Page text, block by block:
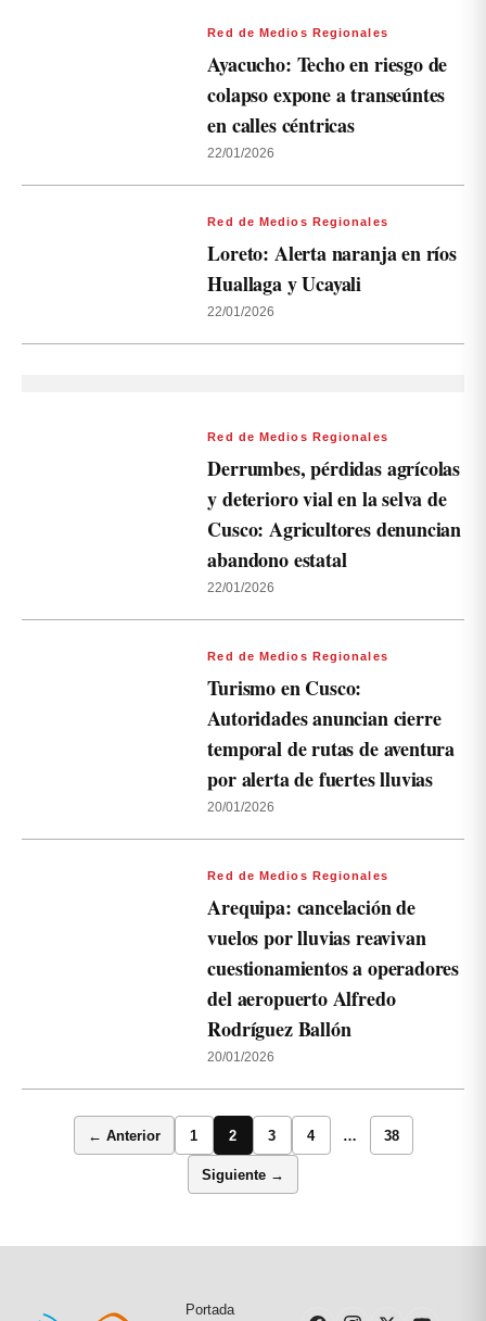
Red de Medios Regionales
Ayacucho: Techo en riesgo de
colapso expone a transeúntes
en calles céntricas
22/01/2026
Red de Medios Regionales
Loreto: Alerta naranja en ríos
Huallaga y Ucayali
22/01/2026
Red de Medios Regionales
Derrumbes, pérdidas agrícolas
y deterioro vial en la selva de
Cusco: Agricultores denuncian
abandono estatal
22/01/2026
Red de Medios Regionales
Turismo en Cusco:
Autoridades anuncian cierre
temporal de rutas de aventura
por alerta de fuertes lluvias
20/01/2026
Red de Medios Regionales
Arequipa: cancelación de
vuelos por lluvias reavivan
cuestionamientos a operadores
del aeropuerto Alfredo
Rodríguez Ballón
20/01/2026
← Anterior 1 2 3 4 … 38
Siguiente →
Portada